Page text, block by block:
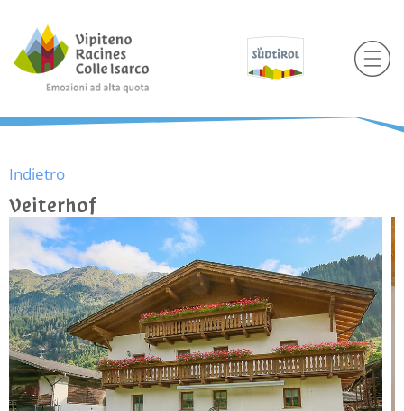
Indietro
Veiterhof